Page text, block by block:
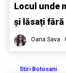
Locul unde
și lăsați
Oana Sava
Stiri Botosani